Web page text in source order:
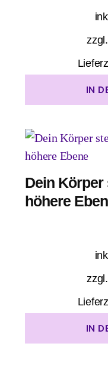
IN
Dein Körper
höhere
IN